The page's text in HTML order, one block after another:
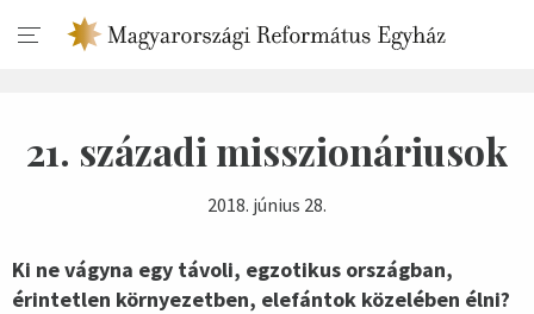
21. századi misszionáriusok
2018. június 28.
Ki ne vágyna egy távoli, egzotikus országban,
érintetlen környezetben, elefántok közelében élni?